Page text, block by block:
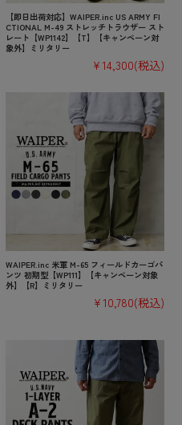
【即日出荷対応】WAIPER.inc US ARMY FI
CTIONAL M-49 ストレッチトラウザー スト
レート【WP1142】【T】【キャンペーン対
象外】ミリタリー
¥14,300(税込)
WAIPER.inc 米軍 M-65 フィールドカーゴパ
ンツ 初期型【WP111】【キャンペーン対象
外】【R】ミリタリー
¥10,780(税込)